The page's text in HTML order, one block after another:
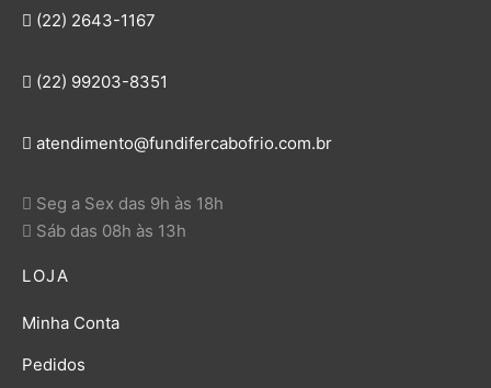
(22) 2643-1167
(22) 99203-8351
atendimento@fundifercabofrio.com.br
Seg a Sex das 9h às 18h
Sáb das 08h às 13h
LOJA
Minha Conta
Pedidos